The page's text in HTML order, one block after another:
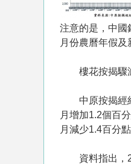
注意的是，中國
月份農曆年假及
樓花按揭驟
中原按揭經紀
月增加1.2個百
月減少1.4百分
資料指出，2